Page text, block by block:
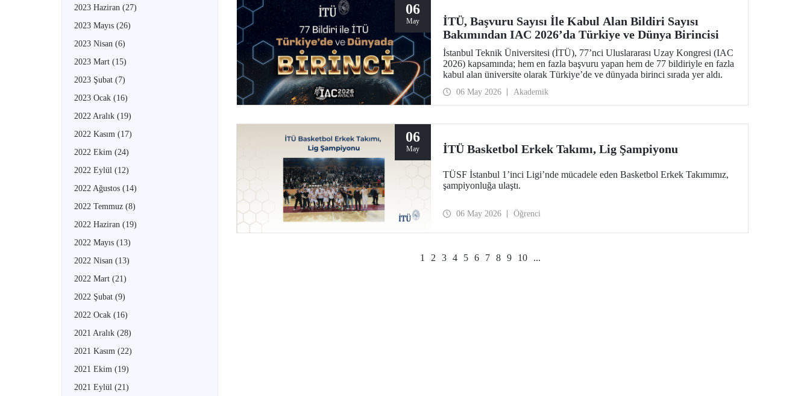
2023 Haziran (27)
2023 Mayıs (26)
2023 Nisan (6)
2023 Mart (15)
2023 Şubat (7)
2023 Ocak (16)
2022 Aralık (19)
2022 Kasım (17)
2022 Ekim (24)
2022 Eylül (12)
2022 Ağustos (14)
2022 Temmuz (8)
2022 Haziran (19)
2022 Mayıs (13)
2022 Nisan (13)
2022 Mart (21)
2022 Şubat (9)
2022 Ocak (16)
2021 Aralık (28)
2021 Kasım (22)
2021 Ekim (19)
2021 Eylül (21)
06
May
İTÜ, Başvuru Sayısı İle Kabul Alan Bildiri Sayısı
Bakımından IAC 2026’da Türkiye ve Dünya Birincisi
İstanbul Teknik Üniversitesi (İTÜ), 77’nci Uluslararası Uzay Kongresi (IAC
2026) kapsamında; hem en fazla başvuru yapan hem de 77 bildiriyle en fazla
kabul alan üniversite olarak Türkiye’de ve dünyada birinci sırada yer aldı.
06 May 2026 Akademik
06
May İTÜ Basketbol Erkek Takımı, Lig Şampiyonu
TÜSF İstanbul 1’inci Ligi’nde mücadele eden Basketbol Erkek Takımımız,
şampiyonluğa ulaştı.
06 May 2026 Öğrenci
1 2 3 4 5 6 7 8 9 10 ...